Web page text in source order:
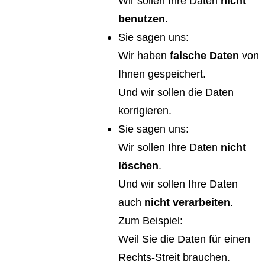
benutzen.
Sie sagen uns:
Wir haben falsche Daten von
Ihnen gespeichert.
Und wir sollen die Daten
korrigieren.
Sie sagen uns:
Wir sollen Ihre Daten nicht
löschen.
Und wir sollen Ihre Daten
auch nicht verarbeiten.
Zum Beispiel:
Weil Sie die Daten für einen
Rechts-Streit brauchen.